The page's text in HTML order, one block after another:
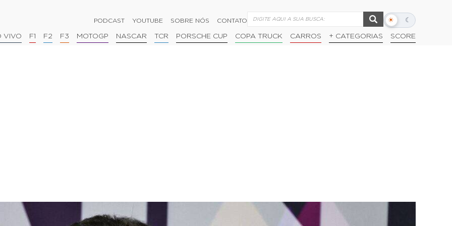
PODCAST YOUTUBE SOBRE NÓS CONTATO ☀ ☾
Alternar
escuro
VIVO F1 F2 F3 MOTOGP NASCAR TCR PORSCHE CUP COPA TRUCK CARROS + CATEGORIAS SCORE